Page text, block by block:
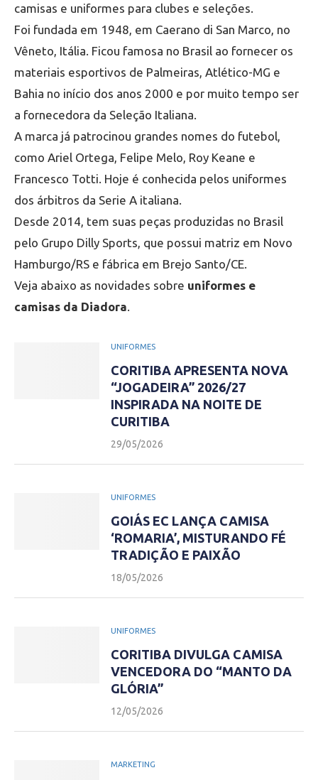
camisas e uniformes para clubes e seleções.
Foi fundada em 1948, em Caerano di San Marco, no
Vêneto, Itália. Ficou famosa no Brasil ao fornecer os
materiais esportivos de Palmeiras, Atlético-MG e
Bahia no início dos anos 2000 e por muito tempo ser
a fornecedora da Seleção Italiana.
A marca já patrocinou grandes nomes do futebol,
como Ariel Ortega, Felipe Melo, Roy Keane e
Francesco Totti. Hoje é conhecida pelos uniformes
dos árbitros da Serie A italiana.
Desde 2014, tem suas peças produzidas no Brasil
pelo Grupo Dilly Sports, que possui matriz em Novo
Hamburgo/RS e fábrica em Brejo Santo/CE.
Veja abaixo as novidades sobre uniformes e
camisas da Diadora.
UNIFORMES
CORITIBA APRESENTA NOVA
“JOGADEIRA” 2026/27
INSPIRADA NA NOITE DE
CURITIBA
29/05/2026
UNIFORMES
GOIÁS EC LANÇA CAMISA
‘ROMARIA’, MISTURANDO FÉ
TRADIÇÃO E PAIXÃO
18/05/2026
UNIFORMES
CORITIBA DIVULGA CAMISA
VENCEDORA DO “MANTO DA
GLÓRIA”
12/05/2026
MARKETING